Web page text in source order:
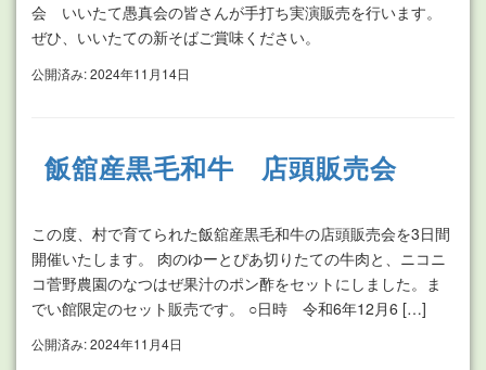
会 いいたて愚真会の皆さんが手打ち実演販売を行います。
ぜひ、いいたての新そばご賞味ください。
公開済み: 2024年11月14日
飯舘産黒毛和牛 店頭販売会
この度、村で育てられた飯舘産黒毛和牛の店頭販売会を3日間
開催いたします。 肉のゆーとぴあ切りたての牛肉と、ニコニ
コ菅野農園のなつはぜ果汁のポン酢をセットにしました。ま
でい館限定のセット販売です。 ○日時 令和6年12月6 […]
公開済み: 2024年11月4日